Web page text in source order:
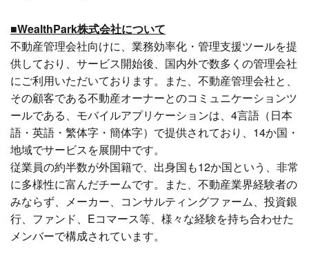
■WealthPark株式会社について
不動産管理会社向けに、業務効率化・管理支援ツールを提
供しており、サービス開始後、国内外で数多くの管理会社
にご利用いただいております。また、不動産管理会社と、
その顧客である不動産オーナーとのコミュニケーションツ
ールである、モバイルアプリケーションは、4言語（日本
語・英語・繁体字・簡体字）で提供されており、14か国・
地域でサービスを展開中です。
従業員の約半数が外国籍で、出身国も12か国という、非常
に多様性に富んだチームです。また、不動産業界経験者の
みならず、メーカー、コンサルティングファーム、投資銀
行、ファンド、Eコマース等、様々な経験を持ち合わせた
メンバーで構成されています。